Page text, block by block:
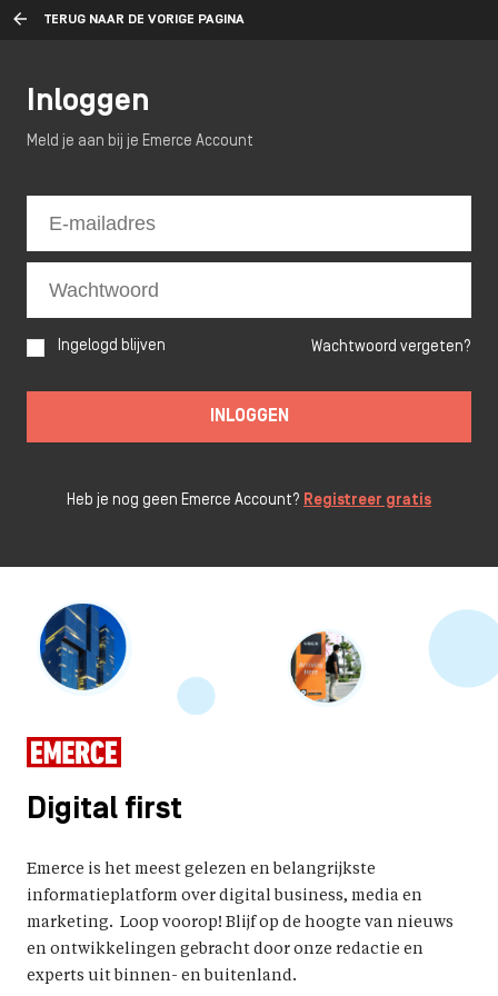
TERUG NAAR DE VORIGE PAGINA
Digital first
Emerce is het meest gelezen en belangrijkste
informatieplatform over digital business, media en
marketing. Loop voorop! Blijf op de hoogte van nieuws
en ontwikkelingen gebracht door onze redactie en
experts uit binnen- en buitenland.
Inloggen
Meld je aan bij je Emerce Account
Ingelogd blijven Wachtwoord vergeten?
INLOGGEN
Heb je nog geen Emerce Account? Registreer gratis